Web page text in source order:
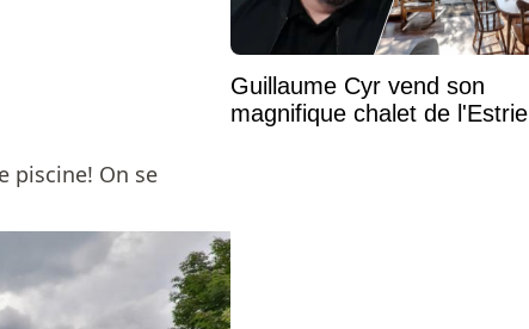
piscine! On se
Guillaume Cyr vend son
magnifique chalet de l'Estrie